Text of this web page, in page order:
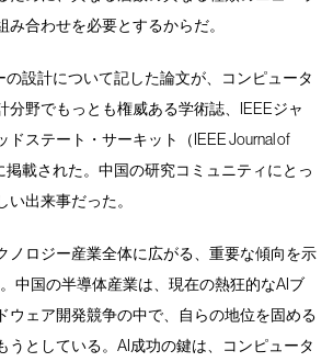
み合わせを必要とするからだ。
の設計について記した論文が、コンピュータ
分野でもっとも権威ある学術誌、IEEEジャ
ドステート・サーキット（IEEE Journal of
掲載された。中国の研究コミュニティにとっ
い出来事だった。
ノロジー産業全体に広がる、重要な傾向を示
中国の半導体産業は、現在の熱狂的なAIブ
ウェア開発競争の中で、自らの地位を固める
うとしている。AI成功の鍵は、コンピュータ